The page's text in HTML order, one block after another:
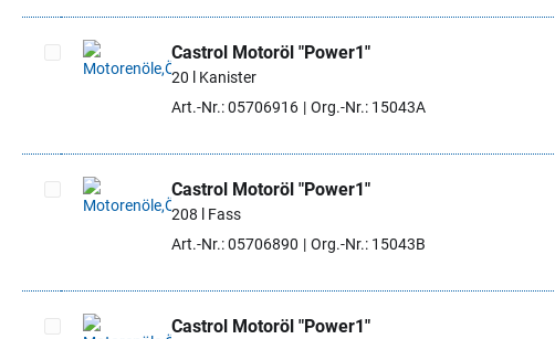
Artikel auswählen
Castrol Motoröl "Power1"
20 l Kanister
Art.-Nr.: 05706916
Org.-Nr.: 15043A
Artikel auswählen
Castrol Motoröl "Power1"
208 l Fass
Art.-Nr.: 05706890
Org.-Nr.: 15043B
Castrol Motoröl "Power1"